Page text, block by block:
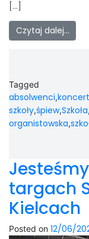
[…]
Czytaj dalej…
Tagged
absolwenci,
szkoły,śpiew,Szkoła,
organistowska,
targach
Kielcach
Posted on 12/06/